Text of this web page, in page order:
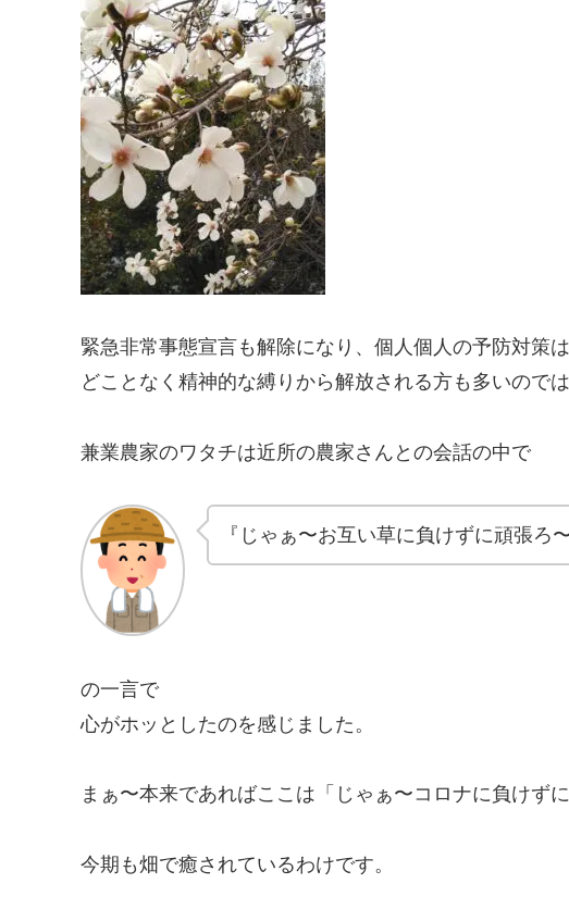
緊急非常事態宣言も解除になり、個人個人の予防対策は
どことなく精神的な縛りから解放される方も多いので
兼業農家のワタチは近所の農家さんとの会話の中で
『じゃぁ〜お互い草に負けずに頑張ろ〜
の一言で
心がホッとしたのを感じました。
まぁ〜本来であればここは「じゃぁ〜コロナに負けず
今期も畑で癒されているわけです。